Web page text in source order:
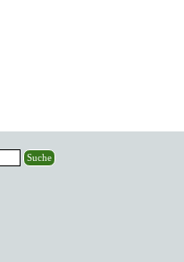
Suche